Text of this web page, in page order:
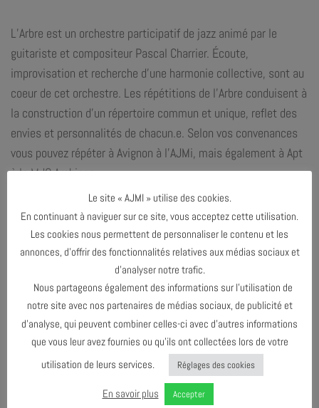
L’Arbre est un orchestre participatif de jazz animé par le
guitariste et compositeur Pascal Charrier. Écoute,
improvisation et recherche d’une harmonie collective, sont au
coeur de cet orchestre. Les répétitions de l’Arbre conduisent à
la construction d’un répertoire commun et unique, reflet des
envies et personnalités de chacun.e. Selon vos convenances
vous pouvez répéter à Avignon à l’AJMi, mais également à Apt
à la MJC Archipop.
Tarif : 75€ pour le semestre
Inscription aux ateliers de l’AJMi : info@ajmi.fr —
07.59.54.22.92
PARTAGER & COMMENTER
Le site « AJMI » utilise des cookies.
En continuant à naviguer sur ce site, vous acceptez cette utilisation.
Les cookies nous permettent de personnaliser le contenu et les
annonces, d’offrir des fonctionnalités relatives aux médias sociaux et
d’analyser notre trafic.
Nous partageons également des informations sur l’utilisation de
notre site avec nos partenaires de médias sociaux, de publicité et
d’analyse, qui peuvent combiner celles-ci avec d’autres informations
que vous leur avez fournies ou qu’ils ont collectées lors de votre
utilisation de leurs services.
Réglages des cookies
En savoir plus Accepter